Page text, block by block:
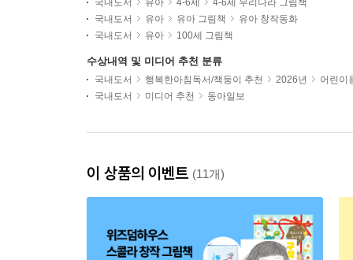
국내도서 유아 4-6세
4-6세 우리나라 그림책
국내도서
유아 유아 그림책
유아 창작동화
국내도서
유아 100세 그림책
수상내역 및 미디어 추천 분류
국내도서 행복한아침독서/책둥이 추천 2026년
어린이
국내도서
미디어 추천 동아일보
이 상품의 이벤트 (11개)